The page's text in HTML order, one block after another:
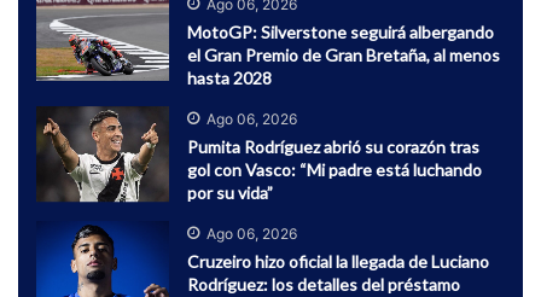
Ago 06, 2026
MotoGP: Silverstone seguirá albergando
el Gran Premio de Gran Bretaña, al menos
hasta 2028
Ago 06, 2026
Pumita Rodríguez abrió su corazón tras
gol con Vasco: “Mi padre está luchando
por su vida”
Ago 06, 2026
Cruzeiro hizo oficial la llegada de Luciano
Rodríguez: los detalles del préstamo